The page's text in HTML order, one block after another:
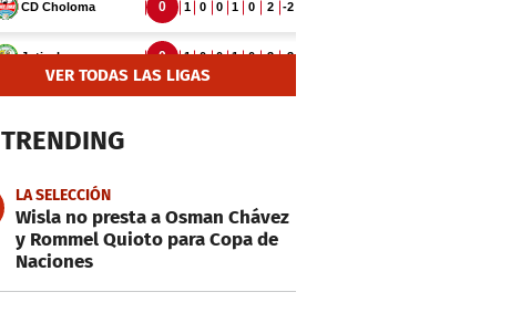
VER TODAS LAS LIGAS
TRENDING
LA SELECCIÓN
Wisla no presta a Osman Chávez
y Rommel Quioto para Copa de
Naciones